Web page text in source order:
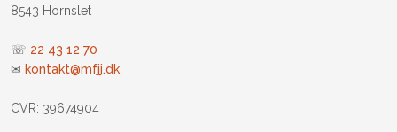
8543 Hornslet
☏ 22 43 12 70
✉ kontakt@mfjj.dk
CVR: 39674904